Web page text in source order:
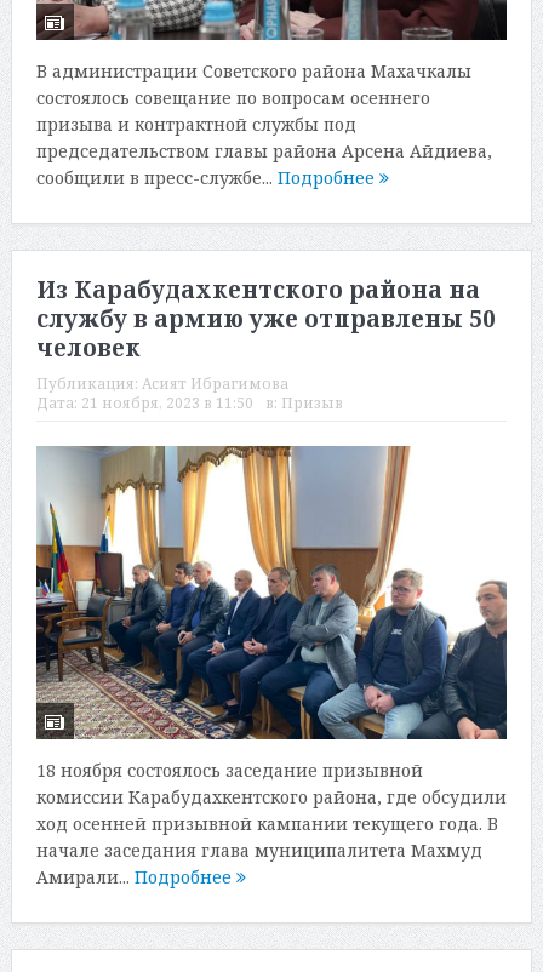
В администрации Советского района Махачкалы
состоялось совещание по вопросам осеннего
призыва и контрактной службы под
председательством главы района Арсена Айдиева,
сообщили в пресс-службе... Подробнее
Из Карабудахкентского района на
службу в армию уже отправлены 50
человек
Публикация: Асият Ибрагимова
Дата: 21 ноября, 2023 в 11:50 в: Призыв
18 ноября состоялось заседание призывной
комиссии Карабудахкентского района, где обсудили
ход осенней призывной кампании текущего года. В
начале заседания глава муниципалитета Махмуд
Амирали... Подробнее